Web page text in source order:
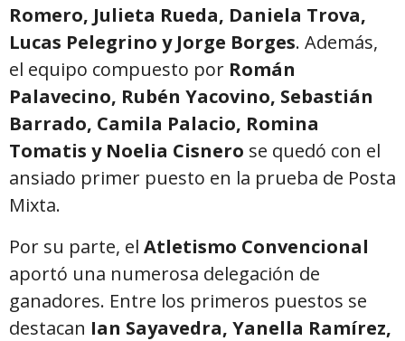
Romero, Julieta Rueda, Daniela Trova,
Lucas Pelegrino y Jorge Borges. Además,
el equipo compuesto por Román
Palavecino, Rubén Yacovino, Sebastián
Barrado, Camila Palacio, Romina
Tomatis y Noelia Cisnero se quedó con el
ansiado primer puesto en la prueba de Posta
Mixta.
Por su parte, el Atletismo Convencional
aportó una numerosa delegación de
ganadores. Entre los primeros puestos se
destacan Ian Sayavedra, Yanella Ramírez,